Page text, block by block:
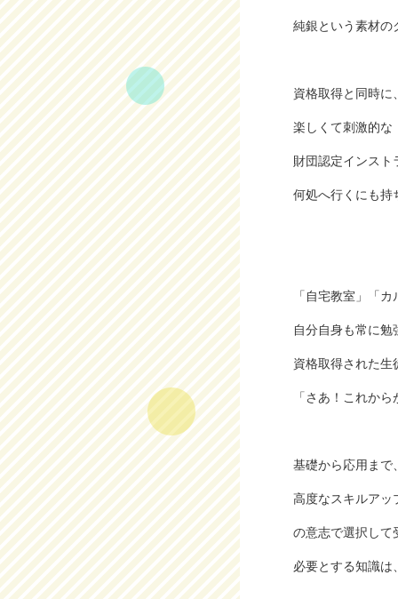
純銀という素材の
資格取得と同時に
楽しくて刺激的な
財団認定インスト
何処へ行くにも持
「自宅教室」「
自分自身も常に
資格取得された生
「さあ！これか
基礎から応用まで
高度なスキルアッ
の意志で選択して
必要とする知識は